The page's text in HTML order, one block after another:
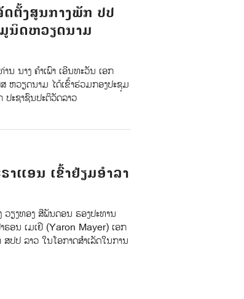
ຕັ້ງສູນກາງພັກ ປປ
ນິດຫວຽດນາມ
ນາງ ຄຳເພົາ ເອີນທະວັນ ເອກ
ຫວຽດນາມ ໄດ້ເຂົ້າຮ່ວມກອງປະຊຸມ
ປະຊາຊົນປະຕິວັດລາວ
ແອນ ເຂົ້າຢ້ຽມອຳລາ
ຽງທອງ ສີພັນດອນ ຮອງປະທານ
ຣອນ ເມເຢີ (Yaron Mayer) ເອກ
ປປ ລາວ ໃນໂອກາດສໍາເລັດໃນການ